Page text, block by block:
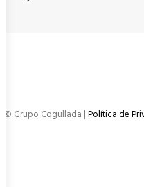
© Grupo Cogullada |Política de